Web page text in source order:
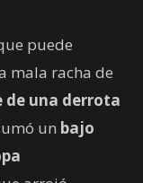
puede
mala racha de
de una derrota
un bajo